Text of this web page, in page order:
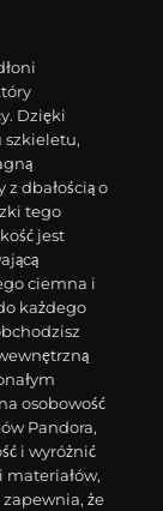
Dzięki
dbałością o
tego
jest
ciemna i
każdego
osobowość
Pandora,
i wyróżnić
materiałów,
że